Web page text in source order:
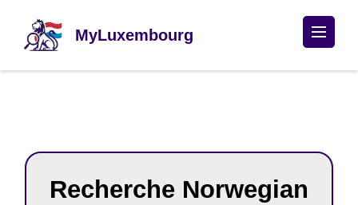
contenu
(Pressez
MyLuxembourg
Recherche Norwegian